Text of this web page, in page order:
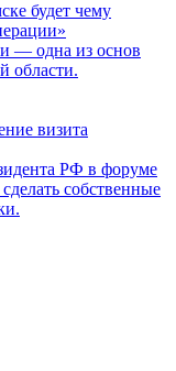
будет чему
— одна из основ
области.
визита
РФ в форуме
собственные